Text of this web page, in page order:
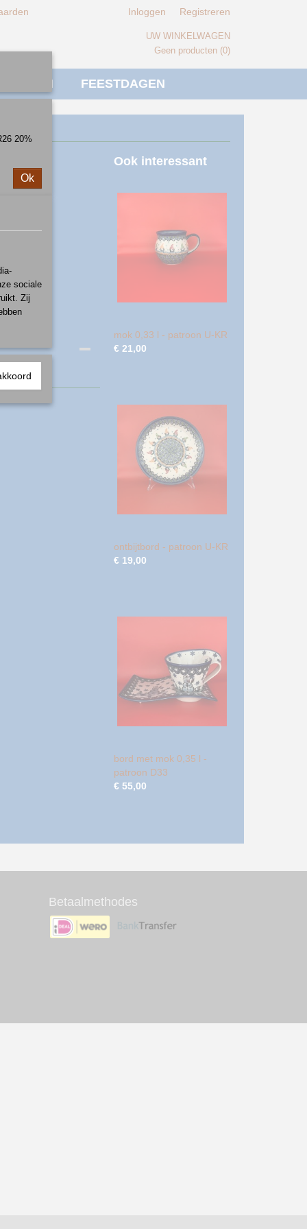
Inloggen Registreren
UW WINKELWAGEN
Geen producten (0)
FEESTDAGEN
Ook interessant
mok 0,33 l - patroon U-KR
€ 21,00
ontbijtbord - patroon U-KR
€ 19,00
bord met mok 0,35 l -
patroon D33
€ 55,00
Betaalmethodes
20%
Ok
sociale
Zij